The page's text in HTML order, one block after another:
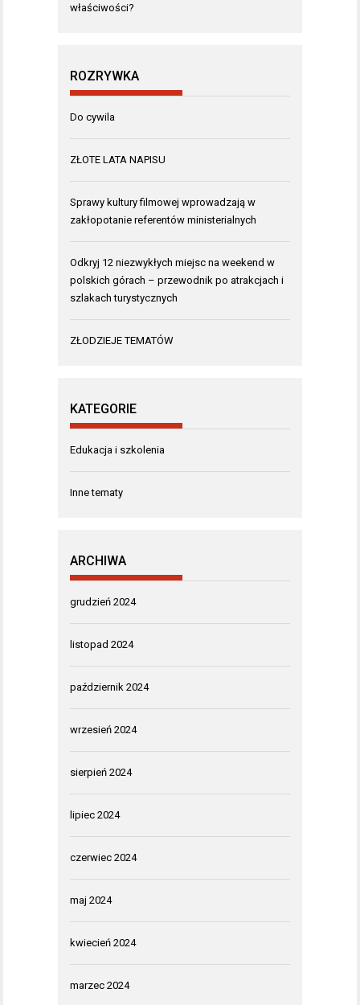
właściwości?
ROZRYWKA
Do cywila
ZŁOTE LATA NAPISU
Sprawy kultury filmowej wprowadzają w
zakłopotanie referentów ministerialnych
Odkryj 12 niezwykłych miejsc na weekend w
polskich górach – przewodnik po atrakcjach i
szlakach turystycznych
ZŁODZIEJE TEMATÓW
KATEGORIE
Edukacja i szkolenia
Inne tematy
ARCHIWA
grudzień 2024
listopad 2024
październik 2024
wrzesień 2024
sierpień 2024
lipiec 2024
czerwiec 2024
maj 2024
kwiecień 2024
marzec 2024